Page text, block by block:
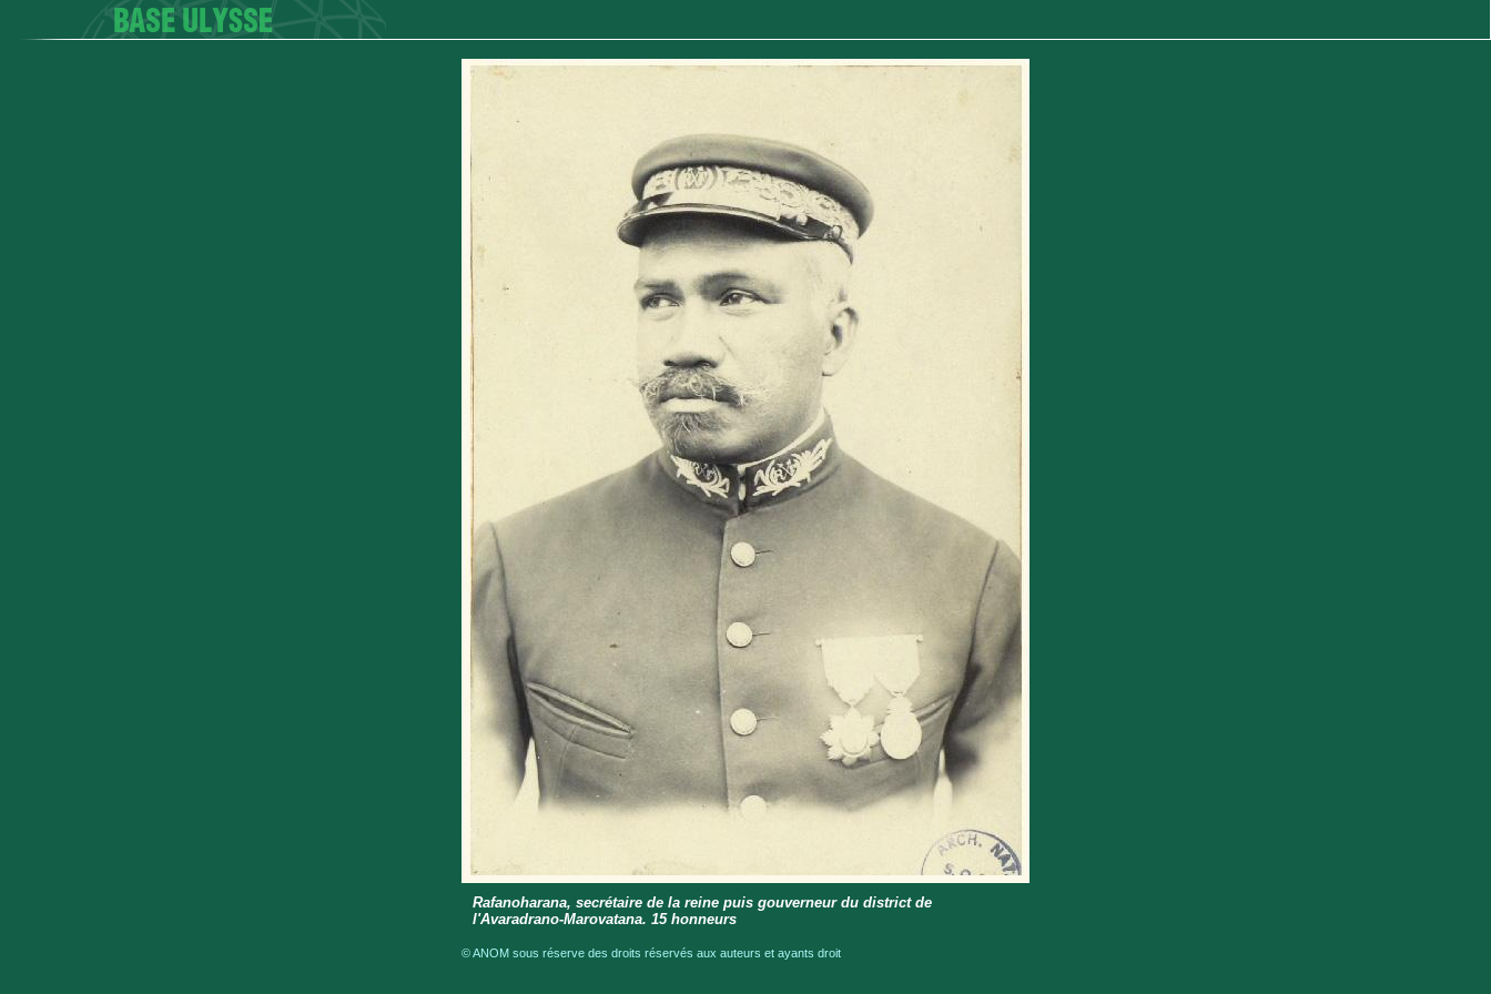
Rafanoharana, secrétaire de la reine puis gouverneur du district de
l'Avaradrano-Marovatana. 15 honneurs
© ANOM sous réserve des droits réservés aux auteurs et ayants droit